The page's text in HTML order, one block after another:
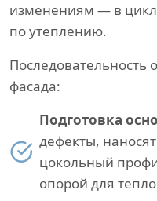
изменениям — в цикл
по утеплению.
Последовательность
фасада:
Подготовка
дефекты,
цокольный
опорой для